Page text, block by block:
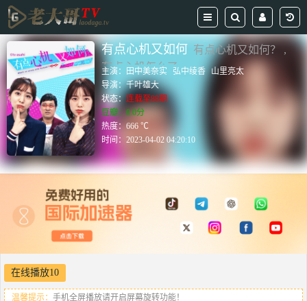
有点心机又如何 有点心机又如何？ ,
有点心机怎么了
主演： 田中美奈实 弘中绫香
山里亮太
导演：千叶雄大
状态：连载至88期
豆瓣：0.0分
热度：666 ℃
时间：2023-04-02 04:20:10
在线播放10
温馨提示： 手机全屏播放请开启屏幕旋转功能！